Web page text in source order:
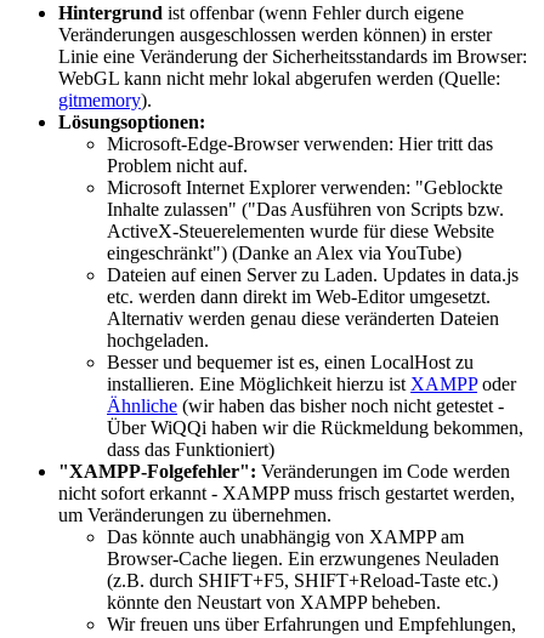
Hintergrund ist offenbar (wenn Fehler durch eigene
Veränderungen ausgeschlossen werden können) in erster
Linie eine Veränderung der Sicherheitsstandards im Browser:
WebGL kann nicht mehr lokal abgerufen werden (Quelle:
gitmemory).
Lösungsoptionen:
Microsoft-Edge-Browser verwenden: Hier tritt das
Problem nicht auf.
Microsoft Internet Explorer verwenden: "Geblockte
Inhalte zulassen" ("Das Ausführen von Scripts bzw.
ActiveX-Steuerelementen wurde für diese Website
eingeschränkt") (Danke an Alex via YouTube)
Dateien auf einen Server zu Laden. Updates in data.js
etc. werden dann direkt im Web-Editor umgesetzt.
Alternativ werden genau diese veränderten Dateien
hochgeladen.
Besser und bequemer ist es, einen LocalHost zu
installieren. Eine Möglichkeit hierzu ist XAMPPoder
Ähnliche (wir haben das bisher noch nicht getestet -
Über WiQQi haben wir die Rückmeldung bekommen,
dass das Funktioniert)
"XAMPP-Folgefehler": Veränderungen im Code werden
nicht sofort erkannt - XAMPP muss frisch gestartet werden,
um Veränderungen zu übernehmen.
Das könnte auch unabhängig von XAMPP am
Browser-Cache liegen. Ein erzwungenes Neuladen
(z.B. durch SHIFT+F5, SHIFT+Reload-Taste etc.)
könnte den Neustart von XAMPP beheben.
Wir freuen uns über Erfahrungen und Empfehlungen,